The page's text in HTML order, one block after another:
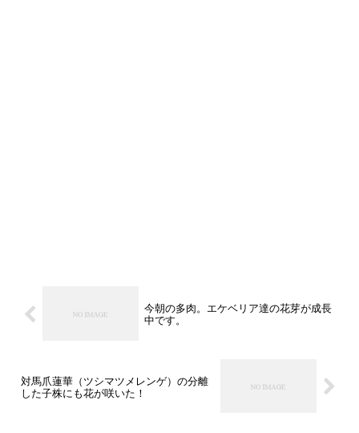
今朝の多肉。エケベリア達の花芽が成長
中です。
対馬爪蓮華（ツシマツメレンゲ）の分離
した子株にも花が咲いた！